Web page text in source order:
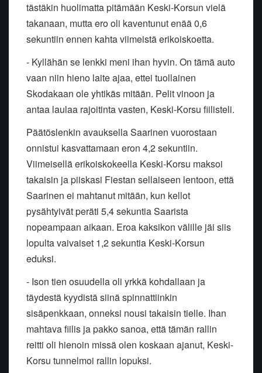
tästäkin huolimatta pitämään Keski-Korsun vielä
takanaan, mutta ero oli kaventunut enää 0,6
sekuntiin ennen kahta viimeistä erikoiskoetta.
- Kyllähän se lenkki meni ihan hyvin. On tämä auto
vaan niin hieno laite ajaa, ettei tuollainen
Skodakaan ole yhtikäs mitään. Pelit vinoon ja
antaa laulaa rajoitinta vasten, Keski-Korsu fiilisteli.
Päätöslenkin avauksella Saarinen vuorostaan
onnistui kasvattamaan eron 4,2 sekuntiin.
Viimeisellä erikoiskokeella Keski-Korsu maksoi
takaisin ja piiskasi Fiestan sellaiseen lentoon, että
Saarinen ei mahtanut mitään, kun kellot
pysähtyivät peräti 5,4 sekuntia Saarista
nopeampaan aikaan. Eroa kaksikon välille jäi siis
lopulta vaivaiset 1,2 sekuntia Keski-Korsun
eduksi.
- Ison tien osuudella oli yrkkä kohdallaan ja
täydestä kyydistä siinä spinnattiinkin
sisäpenkkaan, onneksi nousi takaisin tielle. Ihan
mahtava fiilis ja pakko sanoa, että tämän rallin
reitti oli hienoin missä olen koskaan ajanut, Keski-
Korsu tunnelmoi rallin lopuksi.